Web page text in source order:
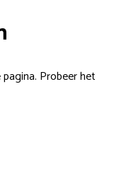
Probeer het